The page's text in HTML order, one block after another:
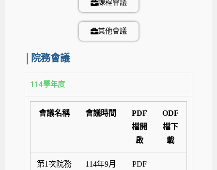
課程會議
其他會議
│院務會議
114學年度
會議名稱 會議時間
PDF
檔開
啟
ODF
檔下
載
第1次院務
114年9月
PDF